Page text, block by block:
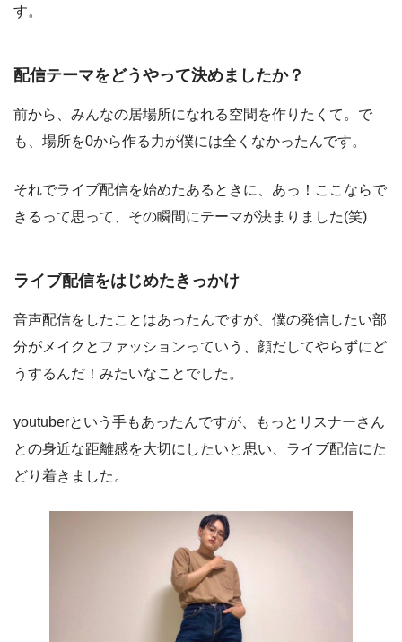
す。
配信テーマをどうやって決めましたか？
前から、みんなの居場所になれる空間を作りたくて。で
も、場所を0から作る力が僕には全くなかったんです。
それでライブ配信を始めたあるときに、あっ！ここならで
きるって思って、その瞬間にテーマが決まりました(笑)
ライブ配信をはじめたきっかけ
音声配信をしたことはあったんですが、僕の発信したい部
分がメイクとファッションっていう、顔だしてやらずにど
うするんだ！みたいなことでした。
youtuberという手もあったんですが、もっとリスナーさん
との身近な距離感を大切にしたいと思い、ライブ配信にた
どり着きました。